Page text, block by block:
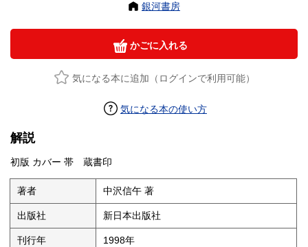
銀河書房
かごに入れる
気になる本に追加（ログインで利用可能）
気になる本の使い方
解説
初版 カバー 帯 蔵書印
著者 中沢信午 著
出版社 新日本出版社
刊行年 1998年